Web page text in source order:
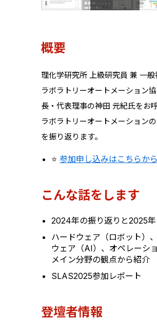
概要
理化学研究所 上級研究員 兼 一般
ラボラトリーオートメーション
長・代表理事の神田 元紀氏をお呼
ラボラトリーオートメーション
を振り返ります。
⭐️ 参加申し込みはこちらから
こんな話をします
2024年の振り返りと2025
ハードウェア（ロボット）
ウェア（AI）、オペレーシ
メイン分野の観点から紹介
SLAS2025参加レポート
登壇者情報